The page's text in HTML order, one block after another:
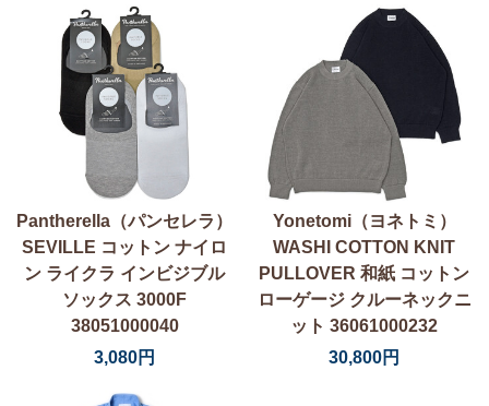
Pantherella（パンセレラ）
SEVILLE コットン ナイロ
ン ライクラ インビジブル
ソックス 3000F
38051000040
3,080円
Yonetomi（ヨネトミ）
WASHI COTTON KNIT
PULLOVER 和紙 コットン
ローゲージ クルーネックニ
ット 36061000232
30,800円